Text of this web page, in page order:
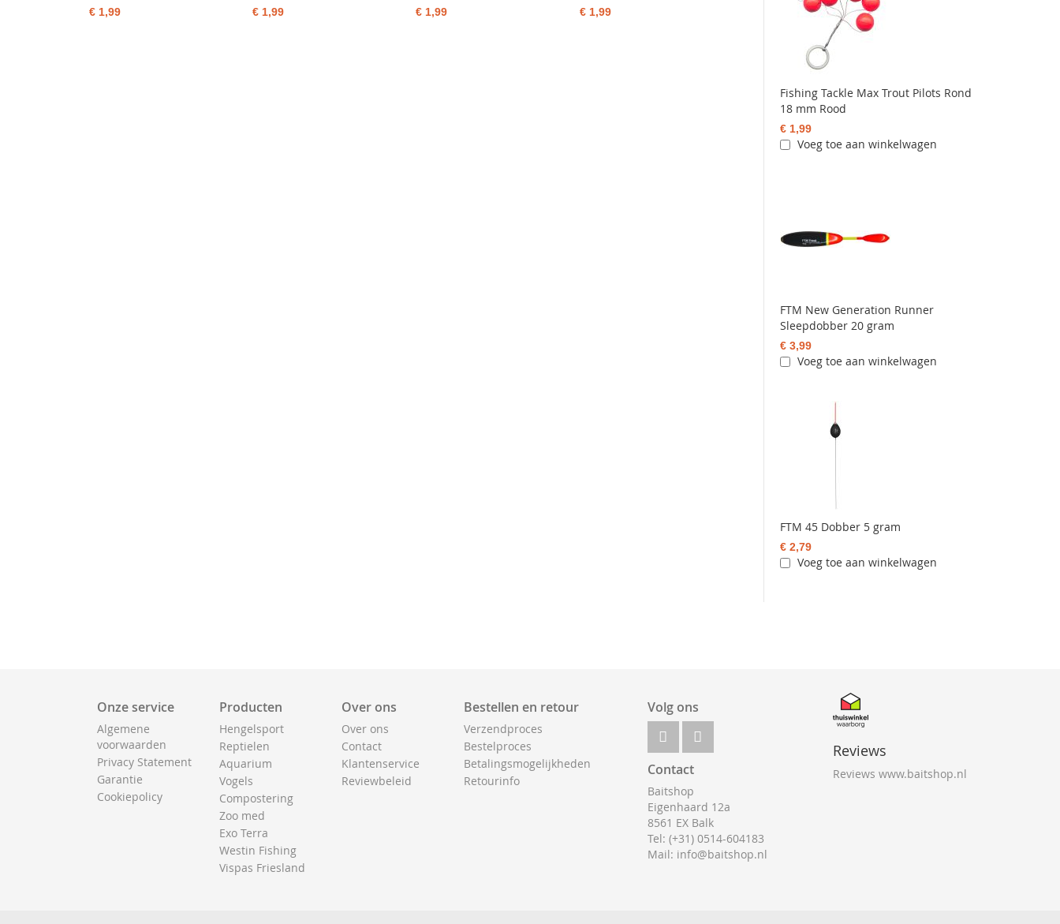
Fishing Tackle Max Trout Pilots Rond
18 mm Rood
€ 1,99
Voeg toe aan winkelwagen
FTM New Generation Runner
Sleepdobber 20 gram
€ 3,99
Voeg toe aan winkelwagen
FTM 45 Dobber 5 gram
€ 2,79
Voeg toe aan winkelwagen
€ 1,99 € 1,99 € 1,99 € 1,99
Onze service
Algemene
voorwaarden
Privacy Statement
Garantie
Cookiepolicy
Producten
Hengelsport
Reptielen
Aquarium
Vogels
Compostering
Zoo med
Exo Terra
Westin Fishing
Vispas Friesland
Over ons
Over ons
Contact
Klantenservice
Reviewbeleid
Bestellen en retour
Verzendproces
Bestelproces
Betalingsmogelijkheden
Retourinfo
Volg ons
Contact
Baitshop
Eigenhaard 12a
8561 EX Balk
Tel: (+31) 0514-604183
Mail: info@baitshop.nl
Reviews
Reviews www.baitshop.nl